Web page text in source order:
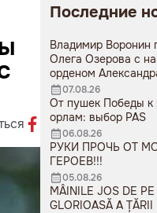
Последние
Владимир Воронин
Олега Озерова с
орденом
07.08.26
От пушек Победы к
орлам: выбор PAS
06.08.26
РУКИ ПРОЧЬ ОТ
ГЕРОЕВ!!!
05.08.26
MÂINILE JOS DE
GLORIOASĂ A ȚĂRII